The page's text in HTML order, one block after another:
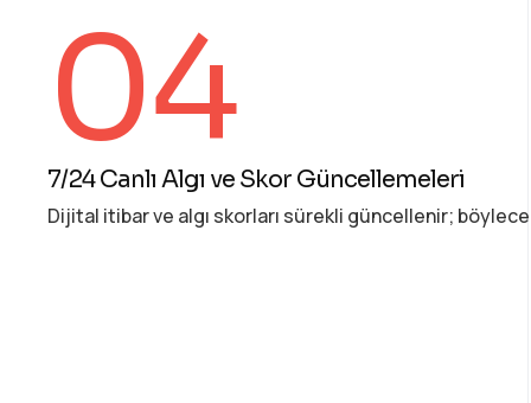
04
7/24 Canlı Algı ve Skor Güncellemeleri
Dijital itibar ve algı skorları sürekli güncellenir;